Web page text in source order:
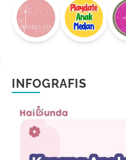
INFOGRAFIS